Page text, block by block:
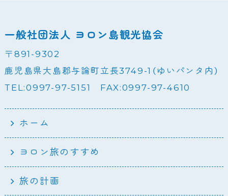
一般社団法人 ヨロン島観光協会
〒891-9302
鹿児島県大島郡与論町立長3749-1（ゆいパンタ内）
TEL:0997-97-5151 FAX:0997-97-4610
ホーム
ヨロン旅のすすめ
旅の計画